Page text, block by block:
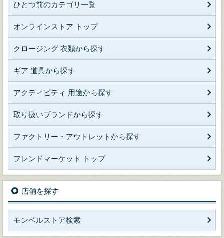
ひとつ前のカテゴリ一覧
オンラインストア トップ
クロージング 衣類から探す
ギア 道具から探す
アクティビティ 用途から探す
取り扱いブランドから探す
ファクトリー・アウトレットから探す
フレンドマーケット トップ
店舗を探す
モンベルストア検索